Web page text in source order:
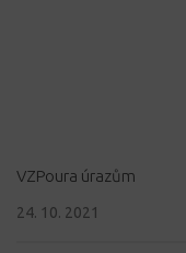
VZPoura úrazům
24. 10. 2021